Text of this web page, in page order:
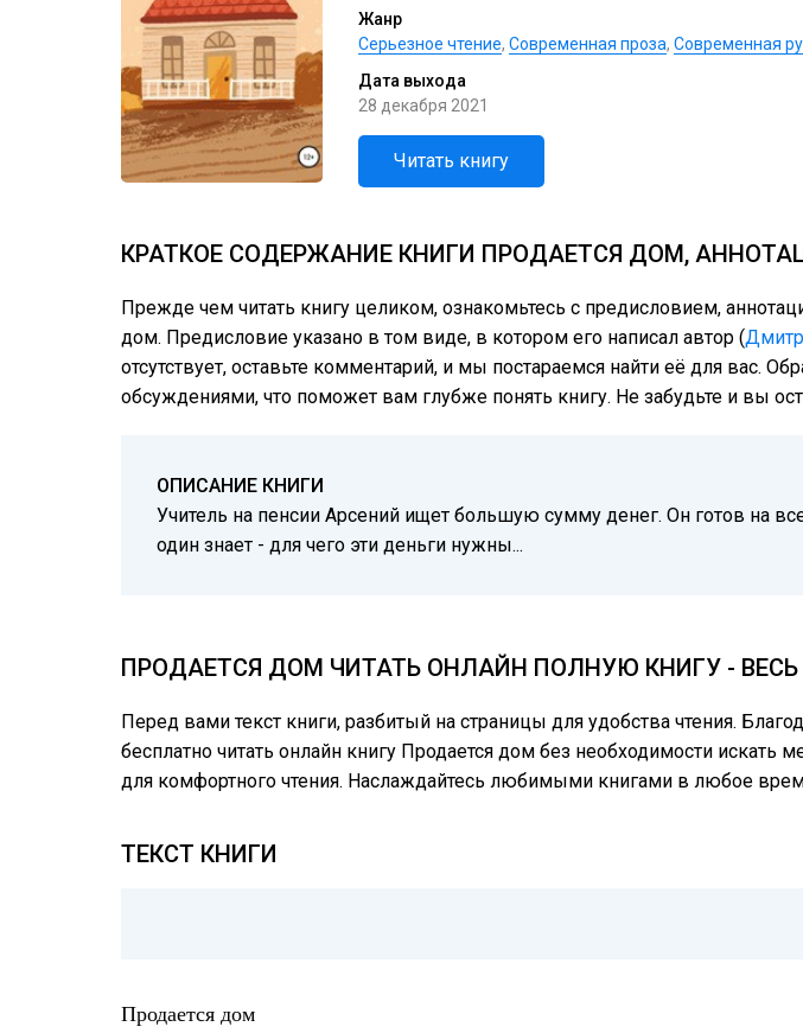
Жанр
Серьезное чтение, Современная проза, Современная
Дата выхода
28 декабря 2021
Читать книгу
КРАТКОЕ СОДЕРЖАНИЕ КНИГИ ПРОДАЕТСЯ ДОМ,
Прежде чем читать книгу целиком, ознакомьтесь с предисловием,
дом. Предисловие указано в том виде, в котором его написал автор (
отсутствует, оставьте комментарий, и мы постараемся найти её для вас.
обсуждениями, что поможет вам глубже понять книгу. Не забудьте и вы
ОПИСАНИЕ КНИГИ
Учитель на пенсии Арсений ищет большую сумму денег. Он готов на
один знает - для чего эти деньги нужны...
ПРОДАЕТСЯ ДОМ ЧИТАТЬ ОНЛАЙН ПОЛНУЮ КНИГУ -
Перед вами текст книги, разбитый на страницы для удобства чтения.
бесплатно читать онлайн книгу Продается дом без необходимости
для комфортного чтения. Наслаждайтесь любимыми книгами в любое
ТЕКСТ КНИГИ
Продается дом